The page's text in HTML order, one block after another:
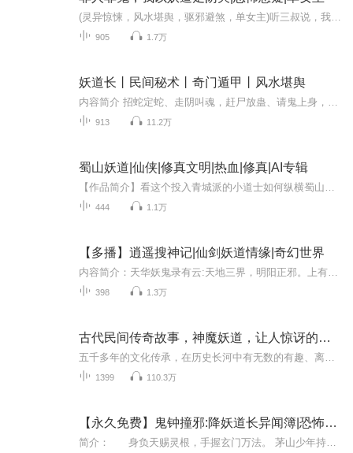
905 1.7万
妖道长丨民间秘术丨奇门遁甲丨风水堪舆
913 11.2万
蜀山妖道|仙侠|修真文明|热血|修真|AI专辑
444 1.1万
【多播】逍遥搜神记|仙剑妖道情缘|奇幻世界
398 1.3万
古代民间传奇故事，神魔妖道，让人惊讶的传说
1399 110.3万
【永久免费】鬼钟撞邪:降妖道长异闻簿|恐怖惊悚